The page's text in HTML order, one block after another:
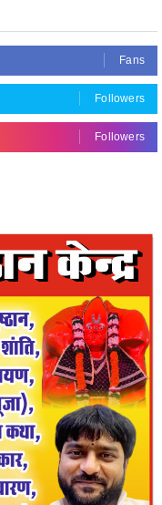
Followers
Followers